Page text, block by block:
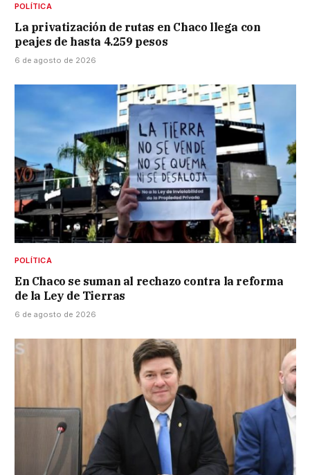
POLÍTICA
La privatización de rutas en Chaco llega con
peajes de hasta 4.259 pesos
6 de agosto de 2026
POLÍTICA
En Chaco se suman al rechazo contra la reforma
de la Ley de Tierras
6 de agosto de 2026